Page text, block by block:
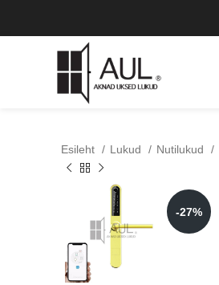
Esileht Lukud Nutilukud
-27%